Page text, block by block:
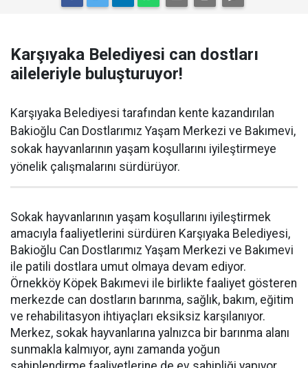
Karşıyaka Belediyesi can dostları
aileleriyle buluşturuyor!
Karşıyaka Belediyesi tarafından kente kazandırılan
Bakioğlu Can Dostlarımız Yaşam Merkezi ve Bakımevi,
sokak hayvanlarının yaşam koşullarını iyileştirmeye
yönelik çalışmalarını sürdürüyor.
Sokak hayvanlarının yaşam koşullarını iyileştirmek
amacıyla faaliyetlerini sürdüren Karşıyaka Belediyesi,
Bakioğlu Can Dostlarımız Yaşam Merkezi ve Bakımevi
ile patili dostlara umut olmaya devam ediyor.
Örnekköy Köpek Bakımevi ile birlikte faaliyet gösteren
merkezde can dostların barınma, sağlık, bakım, eğitim
ve rehabilitasyon ihtiyaçları eksiksiz karşılanıyor.
Merkez, sokak hayvanlarına yalnızca bir barınma alanı
sunmakla kalmıyor, aynı zamanda yoğun